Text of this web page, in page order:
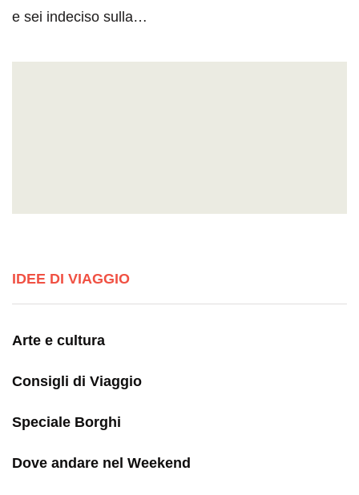
e sei indeciso sulla…
IDEE DI VIAGGIO
Arte e cultura
Consigli di Viaggio
Speciale Borghi
Dove andare nel Weekend